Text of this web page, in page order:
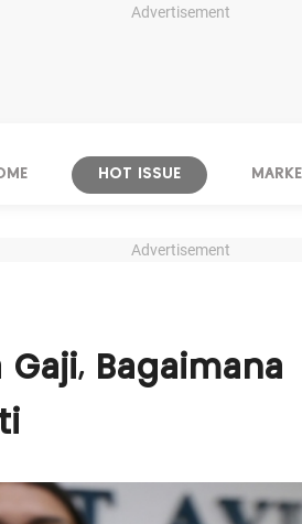
Advertisement
HOT ISSUE
Advertisement
Bagaimana